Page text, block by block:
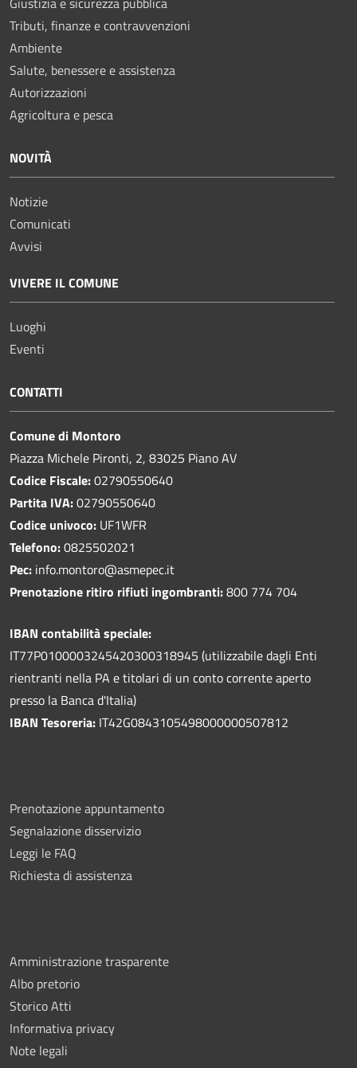
Tributi, finanze e contravvenzioni
Ambiente
Salute, benessere e assistenza
Autorizzazioni
Agricoltura e pesca
NOVITÀ
Notizie
Comunicati
Avvisi
VIVERE IL COMUNE
Luoghi
Eventi
CONTATTI
Comune di Montoro
Piazza Michele Pironti, 2, 83025 Piano AV
Codice Fiscale:02790550640
Partita IVA:02790550640
Codice univoco: UF1WFR
Telefono:0825502021
Pec: info.montoro@asmepec.it
Prenotazione ritiro rifiuti ingombranti:800 774 704
IBAN contabilità speciale:
IT77P0100003245420300318945 (utilizzabile dagli Enti
rientranti nella PA e titolari di un conto corrente aperto
presso la Banca d'Italia)
IBAN Tesoreria: IT42G0843105498000000507812
Prenotazione appuntamento
Segnalazione disservizio
Leggi le FAQ
Richiesta di assistenza
Amministrazione trasparente
Albo pretorio
Storico Atti
Informativa privacy
Note legali